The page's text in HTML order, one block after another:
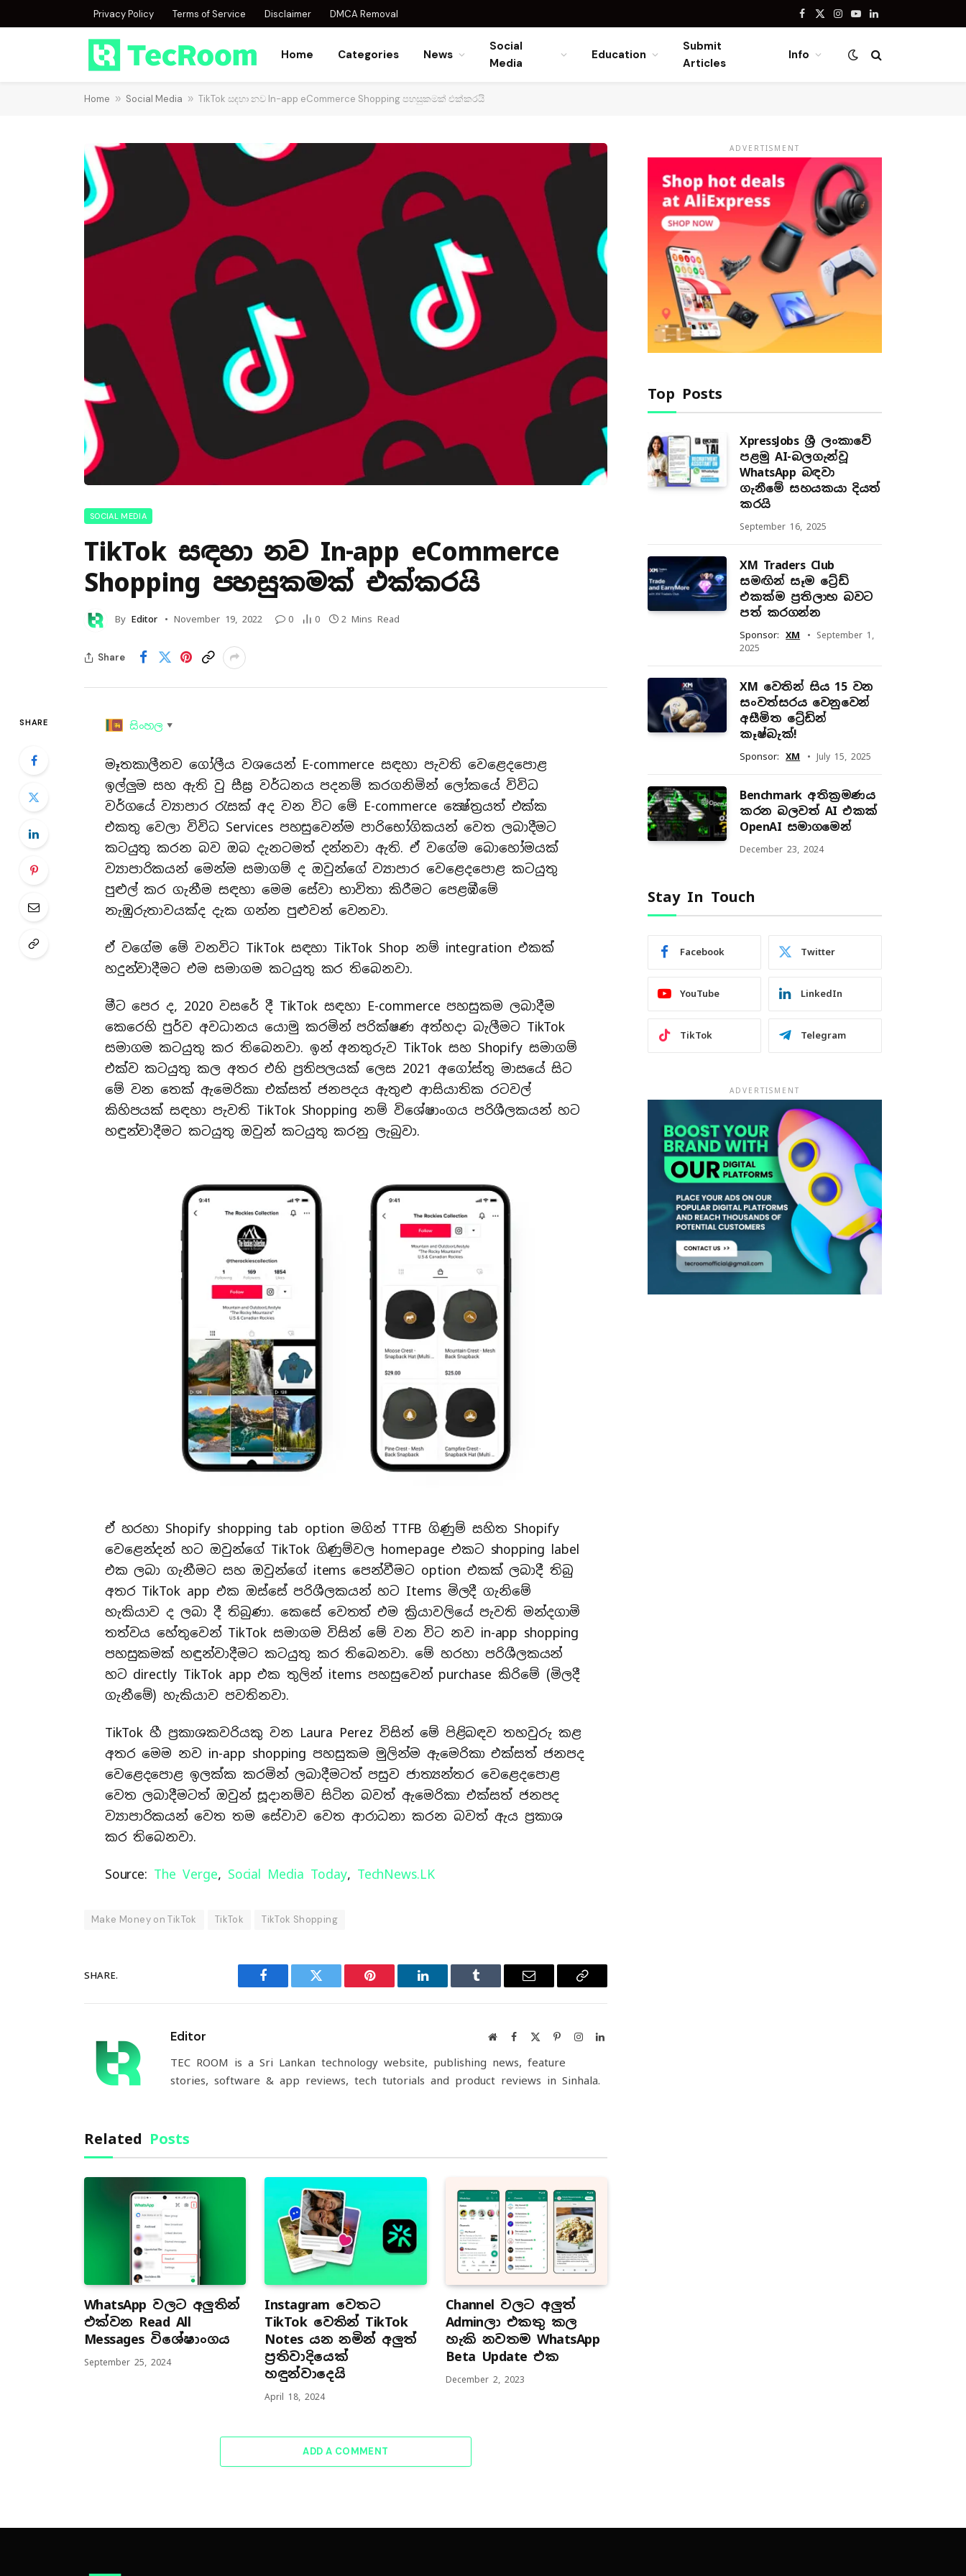
Privacy Policy Terms of Service Disclaimer DMCA Removal Facebook
X
Instagram
YouTubeLinkedIn
Home Categories News
Social
Media
Education
Submit
Articles
Info
Home » Social Media » TikTok සඳහා නව In-app eCommerce Shopping පහසුකමක් එක්කරයි
SOCIAL MEDIA
TikTok සඳහා නව In-app eCommerce
Shopping පහසුකමක් එක්කරයි
By Editor November 19, 2022 0 0 2 Mins Read
Share
SHARE සිංහල ▼
මෑතකාලීනව ගෝලීය වශයෙන් E-commerce සඳහා පැවති වෙළෙදපොළ
ඉල්ලුම සහ ඇති වු සීඝ්‍ර වර්ධනය පදනම් කරගනිමින් ලෝකයේ විවිධ
වර්ගයේ ව්‍යාපාර රැසක් අද වන විට මේ E-commerce ක්‍ෂේත‍්‍රයත් එක්ක
එකතු වෙලා විවිධ Services පහසුවෙන්ම පාරිභෝගිකයන් වෙත ලබාදීමට
කටයුතු කරන බව ඔබ දැනටමත් දන්නවා ඇති. ඒ වගේම බොහෝමයක්
ව්‍යාපාරිකයන් මෙන්ම සමාගම් ද ඔවුන්ගේ ව්‍යාපාර වෙළෙදපොළ කටයුතු
පුළුල් කර ගැනීම සඳහා මෙම සේවා භාවිතා කිරීමට පෙළඹීමේ
නැඹුරුතාවයක්ද දැක ගන්න පුළුවන් වෙනවා.
ඒ වගේම මේ වනවිට TikTok සඳහා TikTok Shop නම් integration එකක්
හදුන්වාදීමට එම සමාගම කටයුතු කර තිබෙනවා.
මීට පෙර ද, 2020 වසරේ දී TikTok සඳහා E-commerce පහසුකම ලබාදීම
කෙරෙහි පුර්ව අවධානය යොමු කරමින් පරික්ෂණ අත්හදා බැලීමට TikTok
සමාගම කටයුතු කර තිබෙනවා. ඉන් අනතුරුව TikTok සහ Shopify සමාගම්
එක්ව කටයුතු කල අතර එහි ප්‍රතිපලයක් ලෙස 2021 අගෝස්තු මාසයේ සිට
මේ වන තෙක් ඇමෙරිකා එක්සත් ජනපදය ඇතුළු ආසියාතික රටවල්
කිහිපයක් සඳහා පැවති TikTok Shopping නම් විශේෂාංගය පරිශීලකයන් හට
හඳුන්වාදීමට කටයුතු ඔවුන් කටයුතු කරනු ලැබුවා.
ඒ හරහා Shopify shopping tab option මගින් TTFB ගිණුම් සහිත Shopify
වෙළෙන්දන් හට ඔවුන්ගේ TikTok ගිණුම්වල homepage එකට shopping label
එක ලබා ගැනීමට සහ ඔවුන්ගේ items පෙන්වීමට option එකක් ලබාදී තිබු
අතර TikTok app එක ඔස්සේ පරිශීලකයන් හට Items මිලදී ගැනිමේ
හැකියාව ද ලබා දී තිබුණා. කෙසේ වෙතත් එම ක්‍රියාවලියේ පැවති මන්දගාමි
තත්වය හේතුවෙන් TikTok සමාගම විසින් මේ වන විට නව in-app shopping
පහසුකමක් හඳුන්වාදීමට කටයුතු කර තිබෙනවා. මේ හරහා පරිශීලකයන්
හට directly TikTok app එක තුලින් items පහසුවෙන් purchase කිරිමේ (මිලදී
ගැනීමේ) හැකියාව පවතිනවා.
TikTok හී ප්‍රකාශකවරියකු වන Laura Perez විසින් මේ පිළිබඳව තහවුරු කළ
අතර මෙම නව in-app shopping පහසුකම මුලින්ම ඇමෙරිකා එක්සත් ජනපද
වෙළෙදපොළ ඉලක්ක කරමින් ලබාදීමටත් පසුව ජාත්‍යන්තර වෙළෙදපොළ
වෙත ලබාදීමටත් ඔවුන් සූදානම්ව සිටින බවත් ඇමෙරිකා එක්සත් ජනපද
ව්‍යාපාරිකයන් වෙත තම සේවාව වෙත ආරාධනා කරන බවත් ඇය ප්‍රකාශ
කර තිබෙනවා.
Source: The Verge, Social Media Today, TechNews.LK
Make Money on TikTok TikTok TikTok Shopping
SHARE.
Facebook Twitter Pinterest LinkedIn Tumblr Email
Copy
Editor WebsiteFacebook PinterestInstagramLinkedIn
TEC ROOM is a Sri Lankan technology website, publishing news, feature
stories, software & app reviews, tech tutorials and product reviews in Sinhala.
Related Posts
WhatsApp වලට අලුතින්
එක්වන Read All
Messages විශේෂාංගය
September 25, 2024
Instagram වෙතට
TikTok වෙතින් TikTok
Notes යන නමින් අලුත්
ප්‍රතිවාදියෙක්
හඳුන්වාදෙයි
April 18, 2024
Channel වලට අලුත්
Adminලා එකතු කල
හැකි නවතම WhatsApp
Beta Update එක
December 2, 2023
ADD A COMMENT
ADVERTISMENT
Top Posts
XpressJobs ශ්‍රී ලංකාවේ
පළමු AI-බලගැන්වූ
WhatsApp බඳවා
ගැනීමේ සහයකයා දියත්
කරයි
September 16, 2025
XM Traders Club
සමඟින් සෑම ට්‍රේඩ්
එකක්ම ප්‍රතිලාභ බවට
පත් කරගන්න
Sponsor: XM
September 1,
2025
XM වෙතින් සිය 15 වන
සංවත්සරය වෙනුවෙන්
අසීමිත ට්‍රේඩින්
කෑෂ්බැක්!
Sponsor: XM July 15, 2025
Benchmark අතික්‍රමණය
කරන බලවත් AI එකක්
OpenAI සමාගමෙන්
December 23, 2024
Stay In Touch
Facebook Twitter
YouTube LinkedIn
TikTok Telegram
ADVERTISMENT